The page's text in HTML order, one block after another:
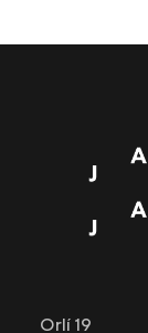
Orlí 19